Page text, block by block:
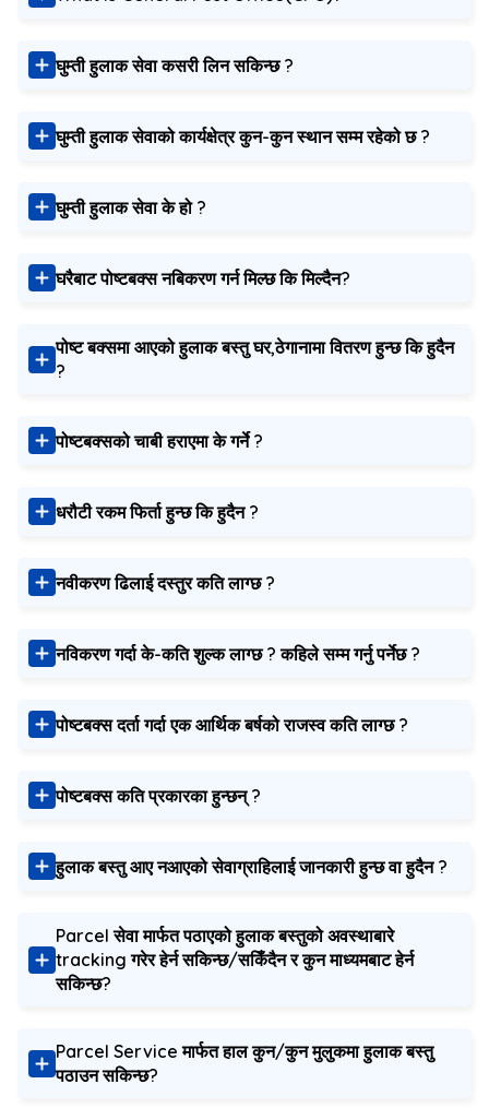
घुम्ती हुलाक सेवा कसरी लिन सकिन्‍छ ?
घुम्ती हुलाक सेवाको कार्यक्षेत्र कुन-कुन स्‍थान सम्म रहेको छ ?
घुम्ती हुलाक सेवा के हो ?
घरैबाट पोष्टबक्स नबिकरण गर्न मिल्छ कि मिल्दैन?
पोष्ट बक्समा आएको हुलाक बस्तु घर,ठेगानामा वितरण हुन्छ कि हुदैन
?
पोष्टबक्सको चाबी हराएमा के गर्ने ?
धरौटी रकम फिर्ता हुन्छ कि हुदैन ?
नवीकरण ढिलाई दस्तुर कति लाग्छ ?
नविकरण गर्दा के-कति शुल्क लाग्‍छ ? कहिले सम्म गर्नु पर्नेछ ?
पोष्टबक्स दर्ता गर्दा एक आर्थिक बर्षको राजस्व कति लाग्छ ?
पोष्टबक्स कति प्रकारका हुन्छन् ?
हुलाक बस्तु आए नआएको सेवाग्राहिलाई जानकारी हुन्छ वा हुदैन ?
Parcel सेवा मार्फत पठाएको हुलाक बस्तुको अवस्थाबारे
tracking गरेर हेर्न सकिन्छ/सकिँदैन र कुन माध्यमबाट हेर्न
सकिन्छ?
Parcel Service मार्फत हाल कुन/कुन मुलुकमा हुलाक बस्तु
पठाउन सकिन्छ?